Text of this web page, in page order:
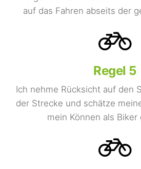
auf das Fahren abseits der
Regel 5
Ich nehme Rücksicht auf den
der Strecke und schätze
mein Können als Biker